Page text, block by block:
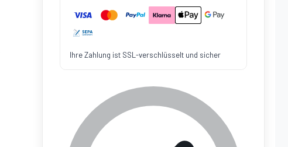
Ihre Zahlung ist SSL-verschlüsselt und sicher